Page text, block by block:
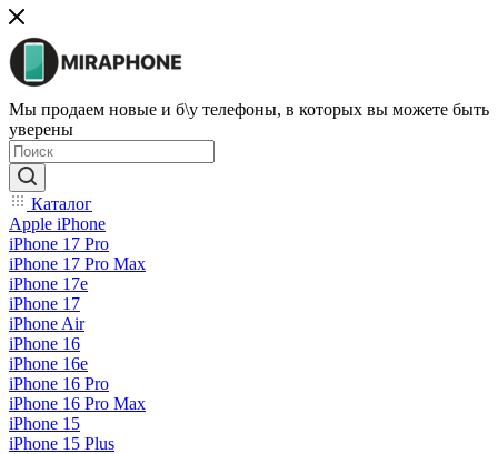
Мы продаем новые и б\у телефоны, в которых вы можете быть
уверены
Каталог
Apple iPhone
iPhone 17 Pro
iPhone 17 Pro Max
iPhone 17e
iPhone 17
iPhone Air
iPhone 16
iPhone 16e
iPhone 16 Pro
iPhone 16 Pro Max
iPhone 15
iPhone 15 Plus